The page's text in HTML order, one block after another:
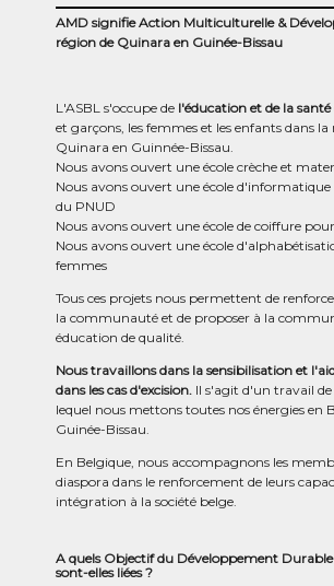
AMD signifie Action Multiculturelle &
région de Quinara en Guinée-Bissau
L'ASBL s'occupe de l'éducation et de la santé
et garçons, les femmes et les enfants dans la
Quinara en Guinnée-Bissau.
Nous avons ouvert une école crèche et
Nous avons ouvert une école d'informatique
du PNUD
Nous avons ouvert une école de coiffure
Nous avons ouvert une école
femmes
Tous ces projets nous permettent de
la communauté et de proposer à la
éducation de qualité.
Nous travaillons dans la sensibilisation et
dans les cas d'excision. Il s'agit d'un travail
lequel nous mettons toutes nos énergies en
Guinée-Bissau.
En Belgique, nous accompagnons les
diaspora dans le renforcement de leurs
intégration à la société belge.
A quels Objectif du Développement
sont-elles liées ?